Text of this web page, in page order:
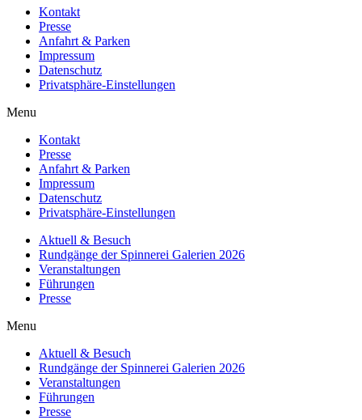
Kontakt
Presse
Anfahrt & Parken
Impressum
Datenschutz
Privatsphäre-Einstellungen
Menu
Kontakt
Presse
Anfahrt & Parken
Impressum
Datenschutz
Privatsphäre-Einstellungen
Aktuell & Besuch
Rundgänge der Spinnerei Galerien 2026
Veranstaltungen
Führungen
Presse
Menu
Aktuell & Besuch
Rundgänge der Spinnerei Galerien 2026
Veranstaltungen
Führungen
Presse